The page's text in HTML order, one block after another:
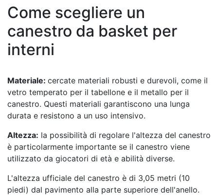
Come scegliere un
canestro da basket per
interni
Materiale: cercate materiali robusti e durevoli, come il
vetro temperato per il tabellone e il metallo per il
canestro. Questi materiali garantiscono una lunga
durata e resistono a un uso intensivo.
Altezza: la possibilità di regolare l'altezza del canestro
è particolarmente importante se il canestro viene
utilizzato da giocatori di età e abilità diverse.
L'altezza ufficiale del canestro è di 3,05 metri (10
piedi) dal pavimento alla parte superiore dell'anello.